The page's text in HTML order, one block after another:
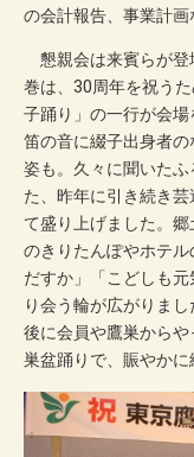
の会計報告、事業計画
懇親会は来賓らが登
巻は、30周年を祝う
子踊り」の一行が会場
笛の音に綴子出身者
姿も。久々に聞いた
た、昨年に引き続き
て盛り上げました。
のきりたんぽやホテ
だすか」「こどしも
り会う輪が広がりま
後に会員や鷹巣から
巣盆踊りで、賑やかに